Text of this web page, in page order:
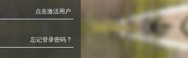
点击激活用户
忘记登录密码 ?